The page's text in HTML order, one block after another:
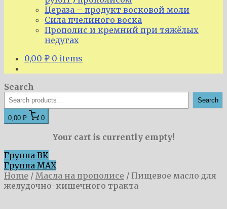
Цераза – продукт восковой моли
Сила пчелиного воска
Прополис и кремний при тяжёлых
недугах
0,00 ₽ 0 items
Search
Search
0,00 ₽ 0
Your cart is currently empty!
Группа ВК
Группа MAX
Home / Масла на прополисе / Пищевое масло для
желудочно-кишечного тракта